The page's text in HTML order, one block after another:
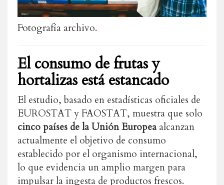
Fotografía archivo.
El consumo de frutas y
hortalizas está estancado
El estudio, basado en estadísticas oficiales de
EUROSTAT y FAOSTAT, muestra que solo
cinco países de la Unión Europeaalcanzan
actualmente el objetivo de consumo
establecido por el organismo internacional,
lo que evidencia un amplio margen para
impulsar la ingesta de productos frescos.